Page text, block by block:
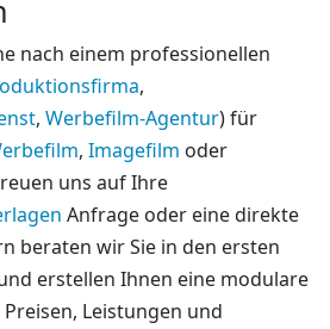
nach einem professionellen
,
, Werbefilm-Agentur) für
, Imagefilm oder
uns auf Ihre
Anfrage oder eine direkte
beraten wir Sie in den ersten
erstellen Ihnen eine modulare
Leistungen und